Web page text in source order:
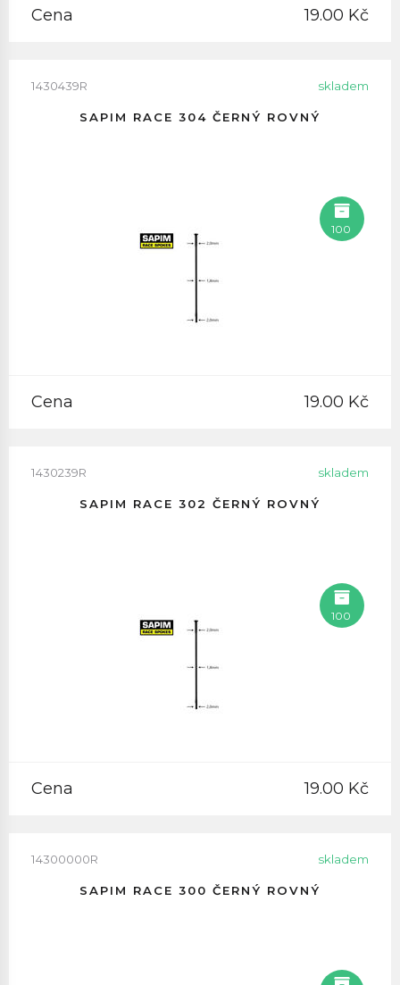
Cena 19.00 Kč
1430439R skladem
SAPIM RACE 304 ČERNÝ ROVNÝ
100
Cena 19.00 Kč
1430239R skladem
SAPIM RACE 302 ČERNÝ ROVNÝ
100
Cena 19.00 Kč
14300000R skladem
SAPIM RACE 300 ČERNÝ ROVNÝ